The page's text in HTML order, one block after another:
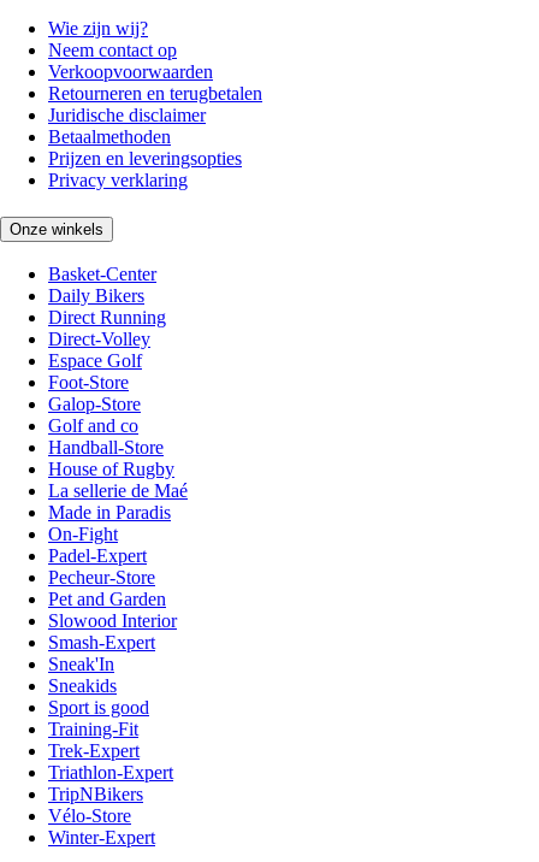
Wie zijn wij?
Neem contact op
Verkoopvoorwaarden
Retourneren en terugbetalen
Juridische disclaimer
Betaalmethoden
Prijzen en leveringsopties
Privacy verklaring
Onze winkels
Basket-Center
Daily Bikers
Direct Running
Direct-Volley
Espace Golf
Foot-Store
Galop-Store
Golf and co
Handball-Store
House of Rugby
La sellerie de Maé
Made in Paradis
On-Fight
Padel-Expert
Pecheur-Store
Pet and Garden
Slowood Interior
Smash-Expert
Sneak'In
Sneakids
Sport is good
Training-Fit
Trek-Expert
Triathlon-Expert
TripNBikers
Vélo-Store
Winter-Expert